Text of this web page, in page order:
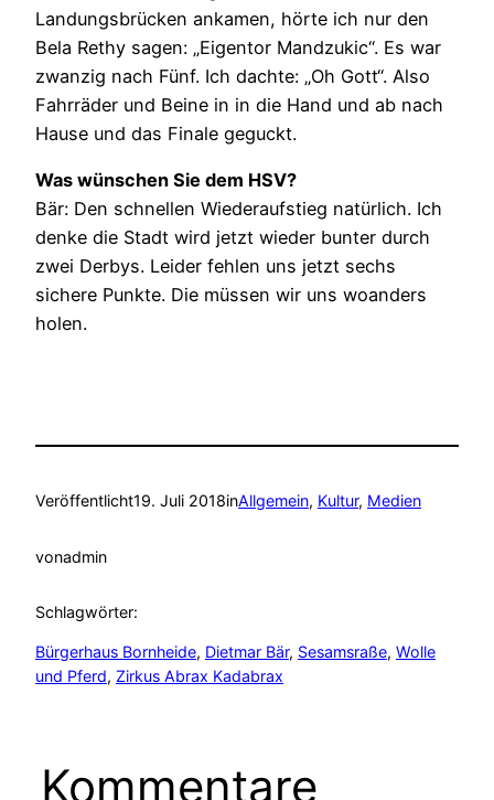
Landungsbrücken ankamen, hörte ich nur den
Bela Rethy sagen: „Eigentor Mandzukic“. Es war
zwanzig nach Fünf. Ich dachte: „Oh Gott“. Also
Fahrräder und Beine in in die Hand und ab nach
Hause und das Finale geguckt.
Was wünschen Sie dem HSV?
Bär: Den schnellen Wiederaufstieg natürlich. Ich
denke die Stadt wird jetzt wieder bunter durch
zwei Derbys. Leider fehlen uns jetzt sechs
sichere Punkte. Die müssen wir uns woanders
holen.
Veröffentlicht19. Juli 2018inAllgemein, Kultur, Medien
vonadmin
Schlagwörter:
Bürgerhaus Bornheide, Dietmar Bär, Sesamsraße, Wolle
und Pferd, Zirkus Abrax Kadabrax
Kommentare